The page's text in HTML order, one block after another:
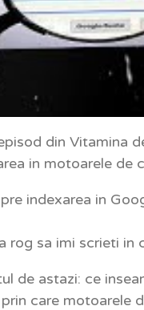
din Vitamina
in motoarele de
indexarea in
rog sa imi scrieti in
de astazi: ce
care motoarele